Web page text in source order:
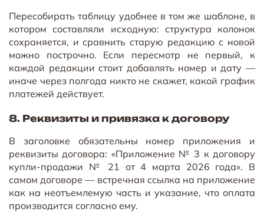
Пересобирать таблицу удобнее в том же шаблоне, в
котором составляли исходную: структура колонок
сохраняется, и сравнить старую редакцию с новой
можно построчно. Если пересмотр не первый, к
каждой редакции стоит добавлять номер и дату —
иначе через полгода никто не скажет, какой график
платежей действует.
8. Реквизиты и привязка к договору
В заголовке обязательны номер приложения и
реквизиты договора: «Приложение № 3 к договору
купли-продажи № 21 от 4 марта 2026 года». В
самом договоре — встречная ссылка на приложение
как на неотъемлемую часть и указание, что оплата
производится согласно ему.